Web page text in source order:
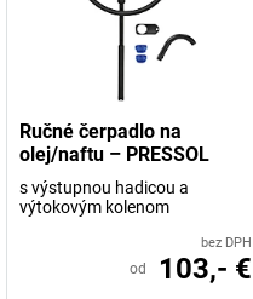
Ručné čerpadlo na
olej/naftu – PRESSOL
s výstupnou hadicou a
výtokovým kolenom
bez DPH
od 103,- €